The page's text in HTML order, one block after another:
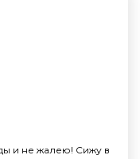
и не жалею! Сижу в